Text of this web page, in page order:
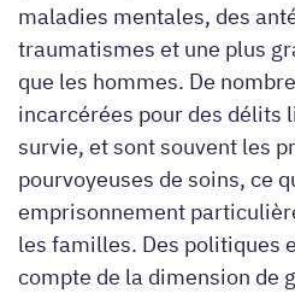
maladies mentales, des
traumatismes et une plus
que les hommes. De
incarcérées pour des délits
survie, et sont souvent les
pourvoyeuses de soins, ce
emprisonnement
les familles. Des politiques
compte de la dimension de